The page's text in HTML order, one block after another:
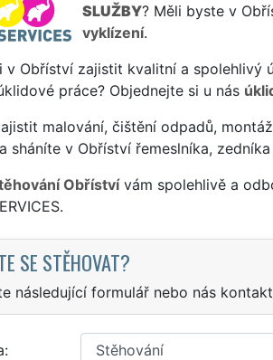
SLUŽBY? Měli byste v
vyklízení.
v Obříství zajistit kvalitní a
práce? Objednejte si u nás
malování, čištění odpadů,
sháníte v Obříství řemeslníka,
Obřístvívám spolehlivě a
SE STĚHOVAT?
následující formulář nebo nás